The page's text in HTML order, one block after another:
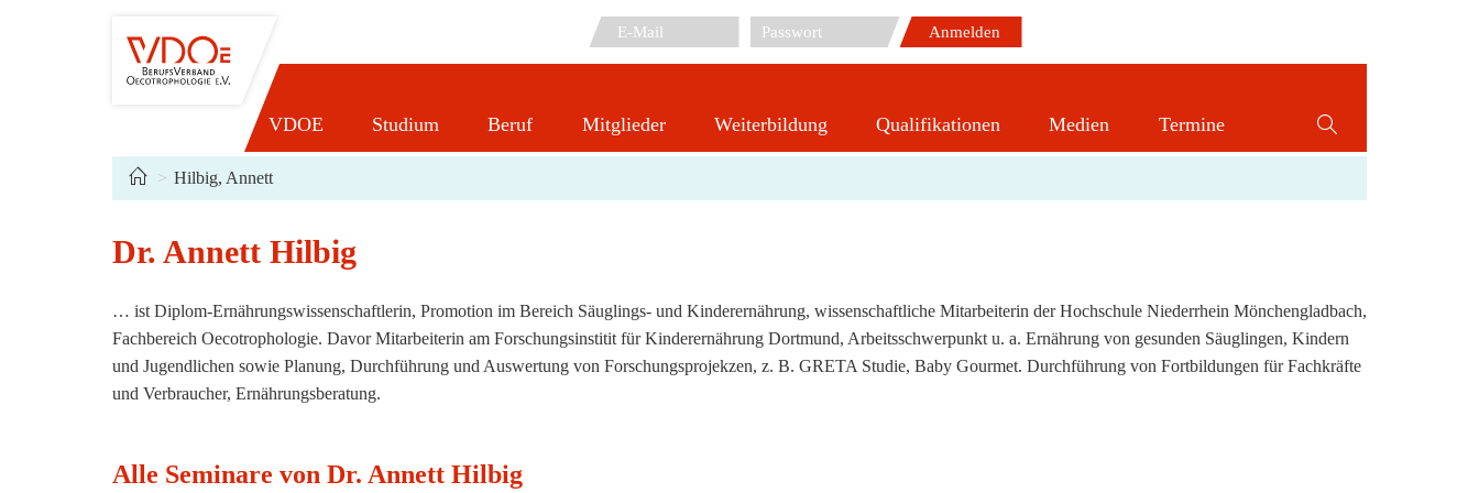
VDOE Studium Beruf Mitglieder Weiterbildung Qualifikationen Medien Termine
Website-
Suche
umschalten
Hilbig, Annett
> Hilbig, Annett
Dr. Annett Hilbig
… ist Diplom-Ernährungswissenschaftlerin, Promotion im Bereich Säuglings- und Kinderernährung, wissenschaftliche Mitarbeiterin der Hochschule Niederrhein Mönchengladbach,
Fachbereich Oecotrophologie. Davor Mitarbeiterin am Forschungsinstitit für Kinderernährung Dortmund, Arbeitsschwerpunkt u. a. Ernährung von gesunden Säuglingen, Kindern
und Jugendlichen sowie Planung, Durchführung und Auswertung von Forschungsprojekzen, z. B. GRETA Studie, Baby Gourmet. Durchführung von Fortbildungen für Fachkräfte
und Verbraucher, Ernährungsberatung.
Alle Seminare von Dr. Annett Hilbig